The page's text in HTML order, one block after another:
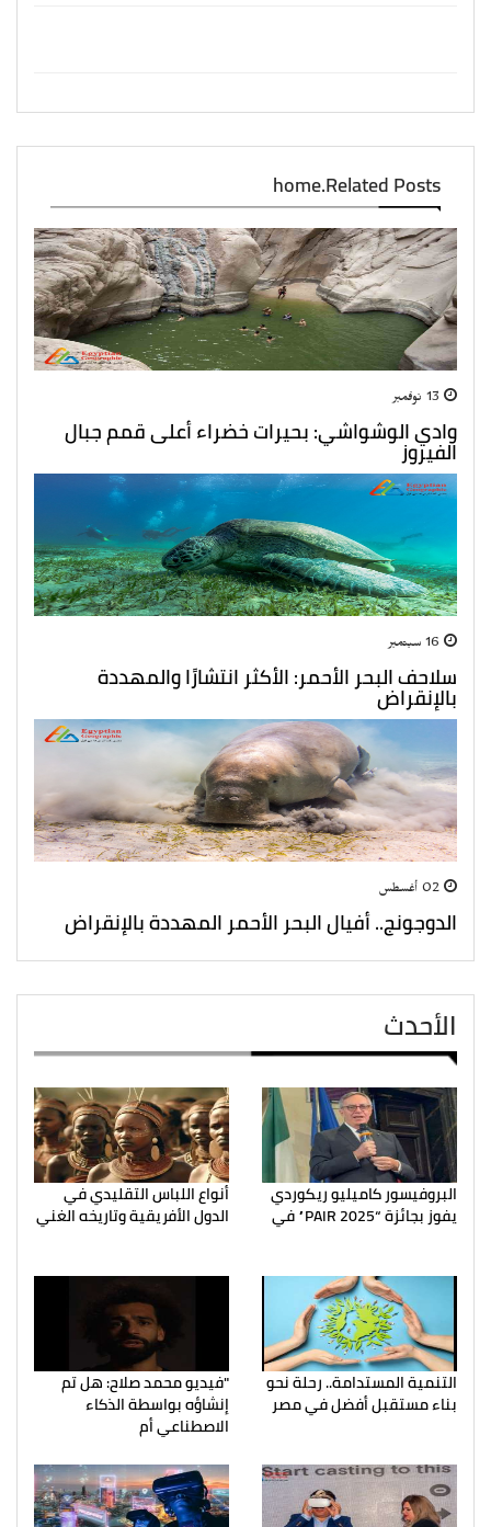
home.Related Posts
وادي الوشواشي: بحيرات خضراء أعلى قمم جبال
الفيروز
سلاحف البحر الأحمر: الأكثر انتشارًا والمهددة
بالإنقراض
الدوجونج.. أفيال البحر الأحمر المهددة بالإنقراض
الأحدث
البروفيسور كاميليو ريكوردي
يفوز بجائزة “PAIR 2025” في
أنواع اللباس التقليدي في
الدول الأفريقية وتاريخه الغني
التنمية المستدامة.. رحلة نحو
بناء مستقبل أفضل في مصر
"فيديو محمد صلاح: هل تم
إنشاؤه بواسطة الذكاء
الاصطناعي أم